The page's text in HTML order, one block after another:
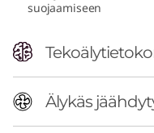
o
suojaamiseen
Älykäs